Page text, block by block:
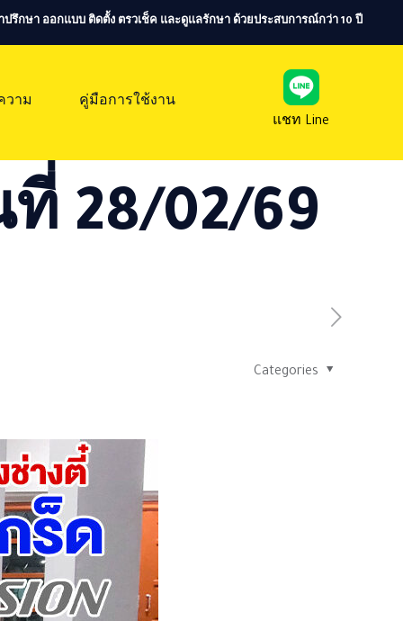
ปรึกษา ออกแบบ ติดตั้ง ตรวเช็ค และดูแลรักษา ด้วยประสบการณ์กว่า 10 ปี
วาม
คู่มือการใช้งาน
แชท Line
28/02/69
Categories